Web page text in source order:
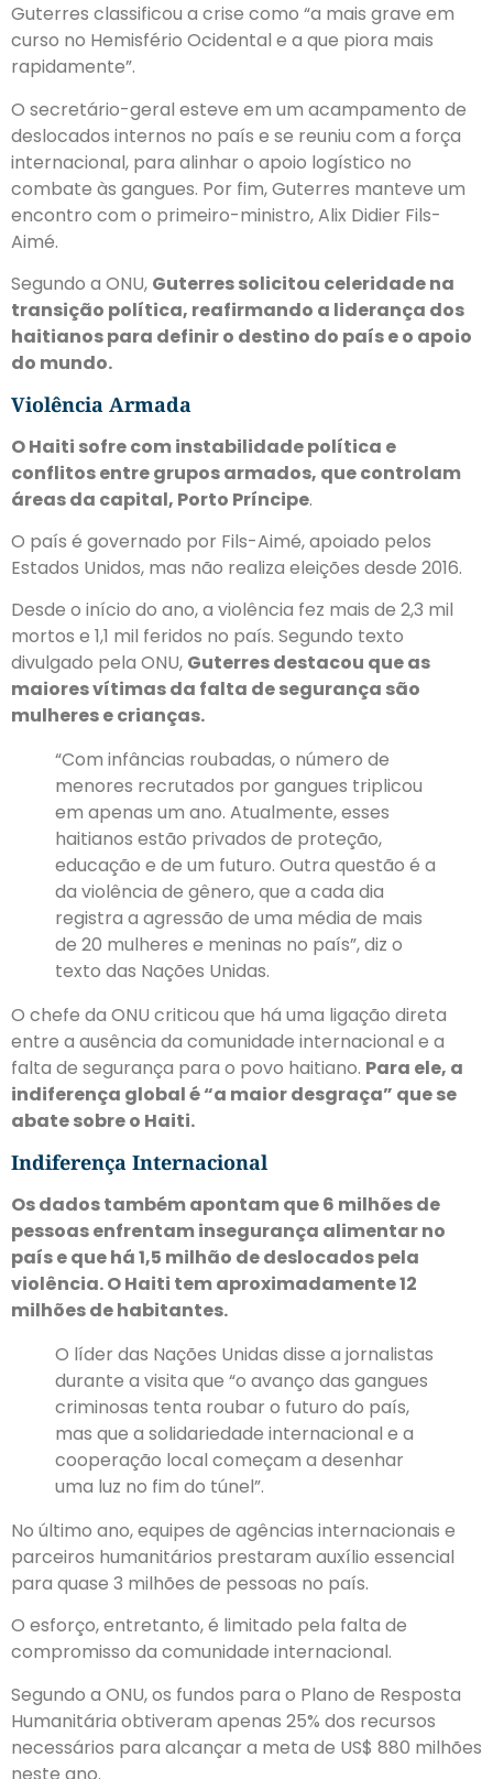
Guterres classificou a crise como “a mais grave em
curso no Hemisfério Ocidental e a que piora mais
rapidamente”.
O secretário-geral esteve em um acampamento de
deslocados internos no país e se reuniu com a força
internacional, para alinhar o apoio logístico no
combate às gangues. Por fim, Guterres manteve um
encontro com o primeiro-ministro, Alix Didier Fils-
Aimé.
Segundo a ONU, Guterres solicitou celeridade na
transição política, reafirmando a liderança dos
haitianos para definir o destino do país e o apoio
do mundo.
Violência Armada
O Haiti sofre com instabilidade política e
conflitos entre grupos armados, que controlam
áreas da capital, Porto Príncipe.
O país é governado por Fils-Aimé, apoiado pelos
Estados Unidos, mas não realiza eleições desde 2016.
Desde o início do ano, a violência fez mais de 2,3 mil
mortos e 1,1 mil feridos no país. Segundo texto
divulgado pela ONU, Guterres destacou que as
maiores vítimas da falta de segurança são
mulheres e crianças.
“Com infâncias roubadas, o número de
menores recrutados por gangues triplicou
em apenas um ano. Atualmente, esses
haitianos estão privados de proteção,
educação e de um futuro. Outra questão é a
da violência de gênero, que a cada dia
registra a agressão de uma média de mais
de 20 mulheres e meninas no país”, diz o
texto das Nações Unidas.
O chefe da ONU criticou que há uma ligação direta
entre a ausência da comunidade internacional e a
falta de segurança para o povo haitiano. Para ele, a
indiferença global é “a maior desgraça” que se
abate sobre o Haiti.
Indiferença Internacional
Os dados também apontam que 6 milhões de
pessoas enfrentam insegurança alimentar no
país e que há 1,5 milhão de deslocados pela
violência. O Haiti tem aproximadamente 12
milhões de habitantes.
O líder das Nações Unidas disse a jornalistas
durante a visita que “o avanço das gangues
criminosas tenta roubar o futuro do país,
mas que a solidariedade internacional e a
cooperação local começam a desenhar
uma luz no fim do túnel”.
No último ano, equipes de agências internacionais e
parceiros humanitários prestaram auxílio essencial
para quase 3 milhões de pessoas no país.
O esforço, entretanto, é limitado pela falta de
compromisso da comunidade internacional.
Segundo a ONU, os fundos para o Plano de Resposta
Humanitária obtiveram apenas 25% dos recursos
necessários para alcançar a meta de US$ 880 milhões
neste ano.